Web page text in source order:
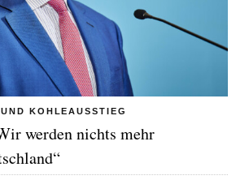
KOHLEAUSSTIEG
werden nichts mehr